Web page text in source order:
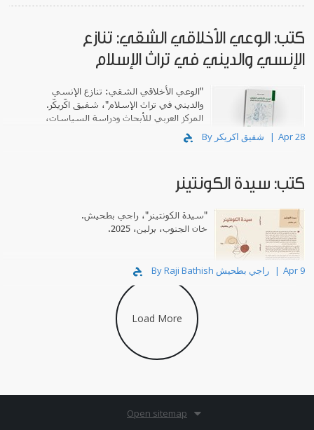
كتب: الوعي الأخلاقي الشقي: تنازع
الإنسي والديني في تراث الإسلام
"الوعي الأخلاقي الشقي: تنازع الإنسي
والديني في تراث الإسلام"، شفيق اكّريكّر.
المركز العربي للأبحاث ودراسة السياسات،
بيروت، 2025.
Apr 28
كتب: سيدة الكونتينر
"سيدة الكونتينر"، راجي بطحيش.
خان الجنوب، برلين، 2025.
Apr 9
Load More
Open sitemap